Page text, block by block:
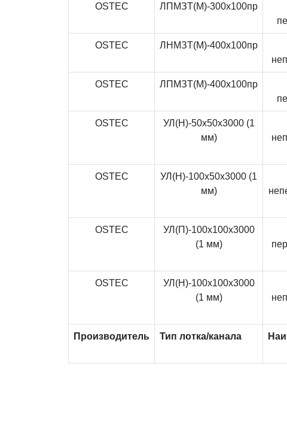
OSTEC ЛПМЗТ(М)-300x100пр
OSTEC ЛНМЗТ(М)-400x100пр
OSTEC ЛПМЗТ(М)-400x100пр
OSTEC
УЛ(Н)-50x50x3000 (1
мм)
OSTEC
УЛ(Н)-100x50x3000 (1
мм)
OSTEC
УЛ(П)-100x100x3000
(1 мм)
OSTEC
УЛ(Н)-100x100x3000
(1 мм)
Производитель Тип лотка/канала